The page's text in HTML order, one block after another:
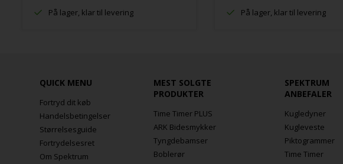
På lager, klar til levering På lager, klar til levering
QUICK MENU
Fortryd dit køb
Handelsbetingelser
Størrelsesguide
Fortrydelsesret
Om Spektrum
MEST SOLGTE
PRODUKTER
Time Timer PLUS
ARK Bidesmykker
Tyngdebamser
Boblerør
SPEKTRUM
ANBEFALER
Kugledyner
Kugleveste
Piktogrammer
Time Timer